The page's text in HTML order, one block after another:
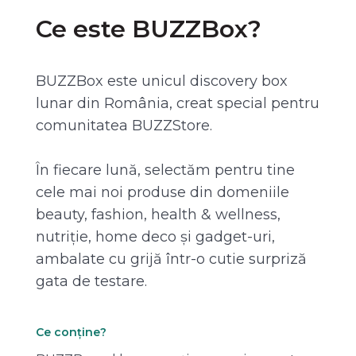
Ce este BUZZBox?
BUZZBox este unicul discovery box
lunar din România, creat special pentru
comunitatea BUZZStore.
În fiecare lună, selectăm pentru tine
cele mai noi produse din domeniile
beauty, fashion, health & wellness,
nutriție, home deco și gadget-uri,
ambalate cu grijă într-o cutie surpriză
gata de testare.
Ce conține?